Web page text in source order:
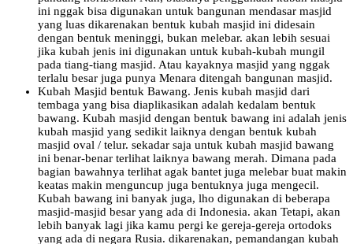
ini nggak bisa digunakan untuk bangunan mendasar masjid
yang luas dikarenakan bentuk kubah masjid ini didesain
dengan bentuk meninggi, bukan melebar. akan lebih sesuai
jika kubah jenis ini digunakan untuk kubah-kubah mungil
pada tiang-tiang masjid. Atau kayaknya masjid yang nggak
terlalu besar juga punya Menara ditengah bangunan masjid.
Kubah Masjid bentuk Bawang. Jenis kubah masjid dari
tembaga yang bisa diaplikasikan adalah kedalam bentuk
bawang. Kubah masjid dengan bentuk bawang ini adalah jenis
kubah masjid yang sedikit laiknya dengan bentuk kubah
masjid oval / telur. sekadar saja untuk kubah masjid bawang
ini benar-benar terlihat laiknya bawang merah. Dimana pada
bagian bawahnya terlihat agak bantet juga melebar buat makin
keatas makin menguncup juga bentuknya juga mengecil.
Kubah bawang ini banyak juga, lho digunakan di beberapa
masjid-masjid besar yang ada di Indonesia. akan Tetapi, akan
lebih banyak lagi jika kamu pergi ke gereja-gereja ortodoks
yang ada di negara Rusia. dikarenakan, pemandangan kubah